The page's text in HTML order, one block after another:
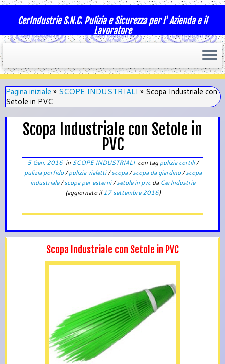
CerIndustrie S.N.C. Pulizia e Sicurezza per l' Azienda e il
Lavoratore
Pagina iniziale » SCOPE INDUSTRIALI » Scopa Industriale con
Setole in PVC
Scopa Industriale con Setole in
PVC
5 Gen, 2016 in SCOPE INDUSTRIALI con tagpulizia cortili/
pulizia porfido/pulizia vialetti/scopa/scopa da giardino/scopa
industriale/scopa per esterni/setole in pvcda CerIndustrie
(aggiornato il17 settembre 2016)
Scopa Industriale con Setole in PVC